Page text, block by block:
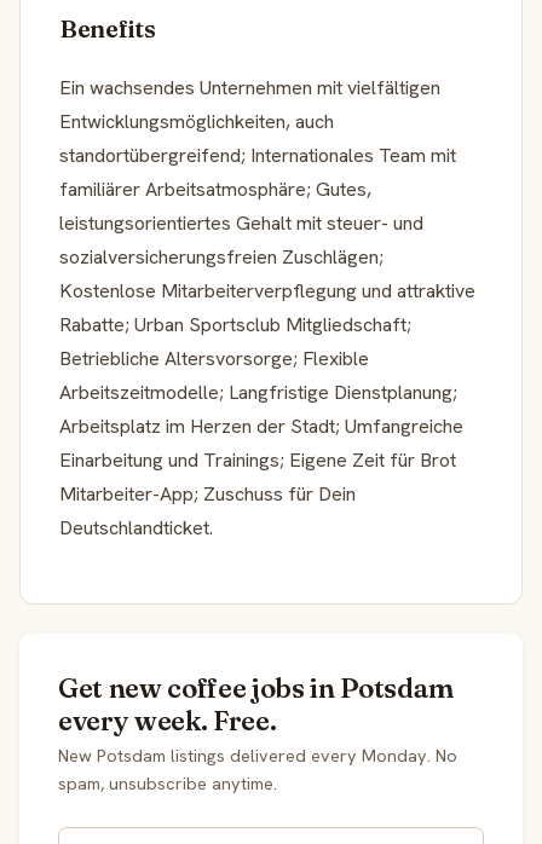
Benefits
Ein wachsendes Unternehmen mit vielfältigen
Entwicklungsmöglichkeiten, auch
standortübergreifend; Internationales Team mit
familiärer Arbeitsatmosphäre; Gutes,
leistungsorientiertes Gehalt mit steuer- und
sozialversicherungsfreien Zuschlägen;
Kostenlose Mitarbeiterverpflegung und attraktive
Rabatte; Urban Sportsclub Mitgliedschaft;
Betriebliche Altersvorsorge; Flexible
Arbeitszeitmodelle; Langfristige Dienstplanung;
Arbeitsplatz im Herzen der Stadt; Umfangreiche
Einarbeitung und Trainings; Eigene Zeit für Brot
Mitarbeiter-App; Zuschuss für Dein
Deutschlandticket.
Get new coffee jobs in Potsdam
every week. Free.
New Potsdam listings delivered every Monday. No
spam, unsubscribe anytime.